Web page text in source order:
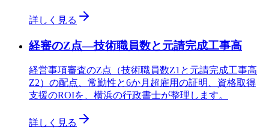
詳しく見る
経審のZ点—技術職員数と元請完成工事高
経営事項審査のZ点（技術職員数Z1と元請完成工事高
Z2）の配点、常勤性と6か月超雇用の証明、資格取得
支援のROIを、横浜の行政書士が整理します。
詳しく見る